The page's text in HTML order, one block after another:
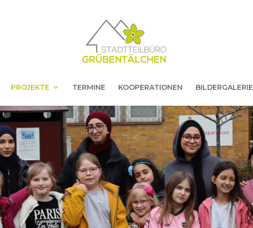
PROJEKTE TERMINE KOOPERATIONEN BILDERGALERIE